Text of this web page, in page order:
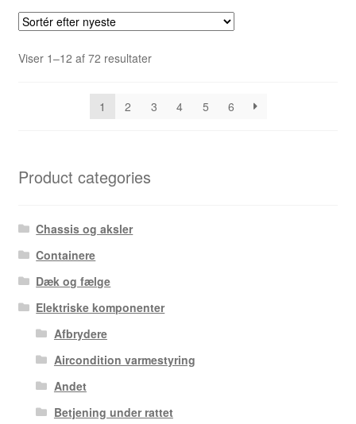
Viser 1–12 af 72 resultaterSorteret
1
2 3 4 5 6
Product categories
Chassis og aksler
Containere
Dæk og fælge
Elektriske komponenter
Afbrydere
Aircondition varmestyring
Andet
Betjening under rattet